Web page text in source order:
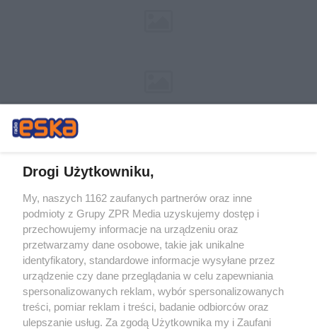
Żaden utwór zamieszczony w serwisie nie może być powielany i
rozpowszechniany lub dalej rozpowszechniany w jakikolwiek sposób (w
tym także elektroniczny lub mechaniczny) na jakimkolwiek polu
eksploatacji w jakiejkolwiek formie, włącznie z umieszczaniem w Internecie
bez pisemnej zgody właściciela praw. Jakiekolwiek użycie lub
wykorzystanie utworów w całości lub w części z naruszeniem prawa, tzn.
bez właściwej zgody, jest zabronione pod groźbą kary i może być ścigane
prawnie.
Drogi Użytkowniku,
My, naszych 1162 zaufanych partnerów oraz inne
podmioty z Grupy ZPR Media uzyskujemy dostęp i
przechowujemy informacje na urządzeniu oraz
przetwarzamy dane osobowe, takie jak unikalne
identyfikatory, standardowe informacje wysyłane przez
urządzenie czy dane przeglądania w celu zapewniania
spersonalizowanych reklam, wybór spersonalizowanych
treści, pomiar reklam i treści, badanie odbiorców oraz
ulepszanie usług. Za zgodą Użytkownika my i Zaufani